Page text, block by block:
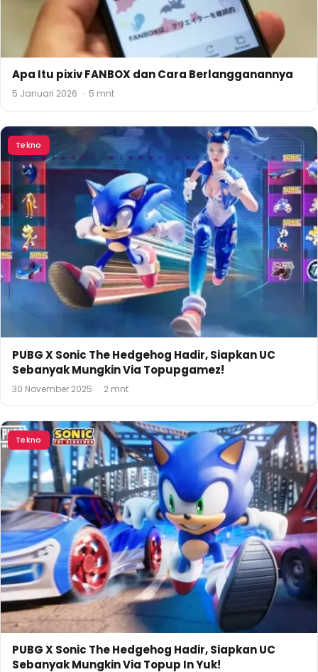
Apa Itu pixiv FANBOX dan Cara Berlangganannya
5 Januari 2026 · 5 mnt
Tekno
PUBG X Sonic The Hedgehog Hadir, Siapkan UC
Sebanyak Mungkin Via Topupgamez!
30 November 2025 · 2 mnt
Tekno
PUBG X Sonic The Hedgehog Hadir, Siapkan UC
Sebanyak Mungkin Via Topup In Yuk!